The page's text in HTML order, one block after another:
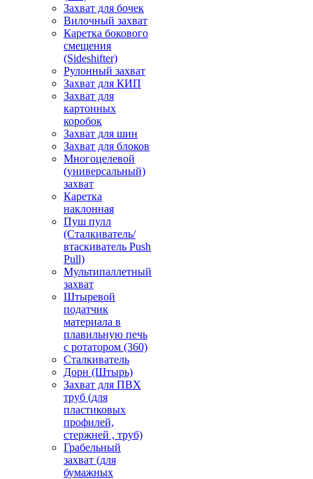
Захват для бочек
Вилочный захват
Каретка бокового
смещения
(Sideshifter)
Рулонный захват
Захват для КИП
Захват для
картонных
коробок
Захват для шин
Захват для блоков
Многоцелевой
(универсальный)
захват
Каретка
наклонная
Пуш пулл
(Сталкиватель/
втаскиватель Push
Pull)
Мультипаллетный
захват
Штыревой
податчик
материала в
плавильную печь
с ротатором (360)
Сталкиватель
Дорн (Штырь)
Захват для ПВХ
труб (для
пластиковых
профилей,
стержней , труб)
Грабельный
захват (для
бумажных